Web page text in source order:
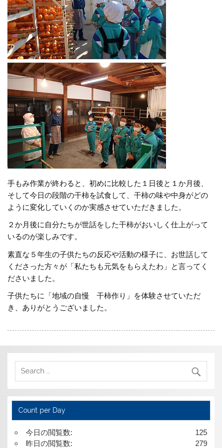
手もみ作業が終わると、初めに比較した１日後と１か月後、
そして今日の段階の干柿を試食して、干柿の味や中身がどの
ように変化していくのか実感させていただきました。
２か月後に自分たちが世話をした干柿がおいしく仕上がって
いるのが楽しみです。
素直な５年生の子供たちの反応や活動の様子に、お世話して
くださった方々が「私たちも元気をもらえたわ」と言ってく
ださいました。
子供たちに「地域の自慢 干柿作り」を体験させていただ
き、ありがとうございました。
Count per Day
125
今日の閲覧数:
279
昨日の閲覧数: